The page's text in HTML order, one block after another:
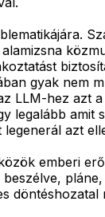
gyak nem
LLM-hez azt
legalább amit
legenerál azt
emberi
döntéshozatal